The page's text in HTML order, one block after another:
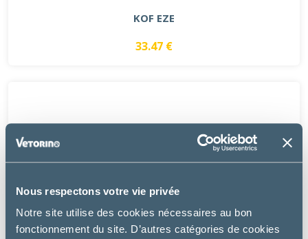
Nous respectons votre vie privée
Notre site utilise des cookies nécessaires au bon
fonctionnement du site. D’autres catégories de cookies
KOF EZE
33.47 €